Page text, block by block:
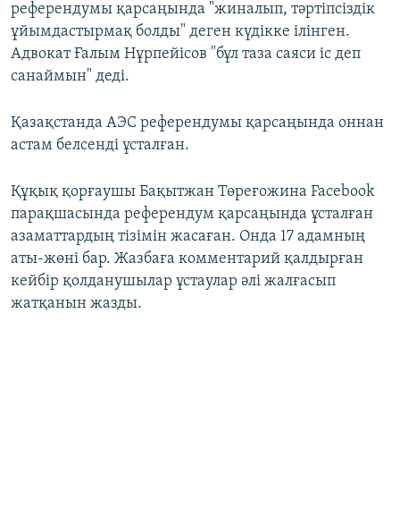
референдумы қарсаңында "жиналып, тәртіпсіздік
ұйымдастырмақ болды" деген күдікке ілінген.
Адвокат Ғалым Нұрпейісов "бұл таза саяси іс деп
санаймын" деді.
Қазақстанда АЭС референдумы қарсаңында оннан
астам белсенді ұсталған.
Құқық қорғаушы Бақытжан Төреғожина Facebook
парақшасында референдум қарсаңында ұсталған
азаматтардың тізімін жасаған. Онда 17 адамның
аты-жөні бар. Жазбаға комментарий қалдырған
кейбір қолданушылар ұстаулар әлі жалғасып
жатқанын жазды.